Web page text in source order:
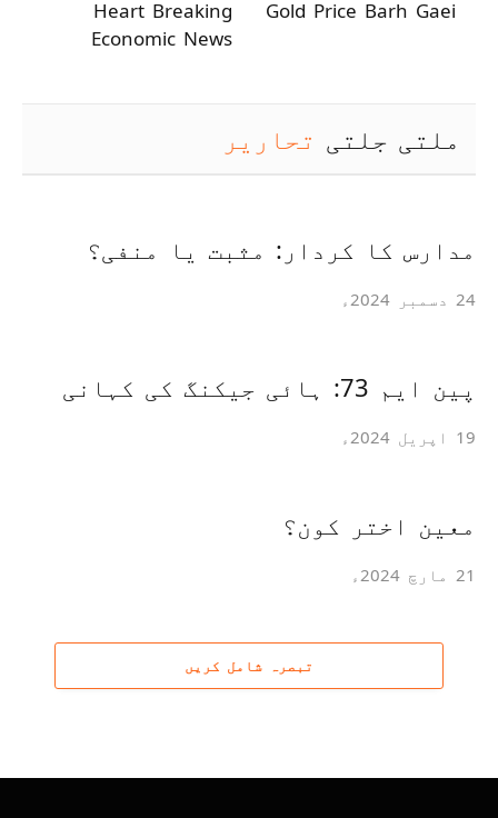
Gold Price Barh Gaei
Heart Breaking
Economic News
ملتی جلتی تحاریر
مدارس کا کردار: مثبت یا منفی؟
24 دسمبر 2024ء
پین ایم 73: ہائی جیکنگ کی کہانی
19 اپریل 2024ء
معین اختر کون؟
21 مارچ 2024ء
تبصرہ شامل کریں